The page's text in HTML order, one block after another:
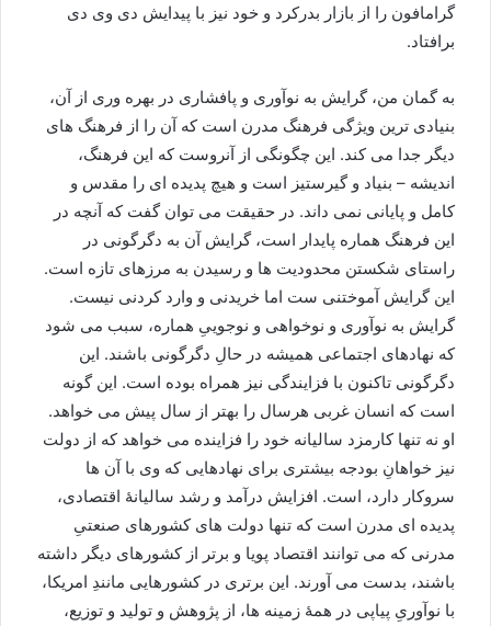
گرامافون را از بازار بدرکرد و خود نیز با پیدایش دی وی دی
برافتاد.
به گمان من، گرایش به نوآوری و پافشاری در بهره وری از آن،
بنیادی ترین ویژگی فرهنگ مدرن است که آن را از فرهنگ های
دیگر جدا می کند. این چگونگی از آنروست که این فرهنگ،
اندیشه – بنیاد و گیرستیز است و هیچ پدیده ای را مقدس و
کامل و پایانی نمی داند. در حقیقت می توان گفت که آنچه در
این فرهنگ هماره پایدار است، گرایش آن به دگرگونی در
راستای شکستن محدودیت ها و رسیدن به مرزهای تازه است.
این گرایش آموختنی ست اما خریدنی و وارد کردنی نیست.
گرایش به نوآوری و نوخواهی و نوجوییِ هماره، سبب می شود
که نهادهای اجتماعی همیشه در حالِ دگرگونی باشند. این
دگرگونی تاکنون با فزایندگی نیز همراه بوده است. این گونه
است که انسان غربی هرسال را بهتر از سال پیش می خواهد.
او نه تنها کارمزد سالیانه خود را فزاینده می خواهد که از دولت
نیز خواهانِ بودجه بیشتری برای نهادهایی که وی با آن ها
سروکار دارد، است. افزایش درآمد و رشد سالیانۀ اقتصادی،
پدیده ای مدرن است که تنها دولت های کشورهای صنعتیِ
مدرنی که می توانند اقتصاد پویا و برتر از کشورهای دیگر داشته
باشند، بدست می آورند. این برتری در کشورهایی مانندِ امریکا،
با نوآوریِ پیاپی در همۀ زمینه ها، از پژوهش و تولید و توزيع،